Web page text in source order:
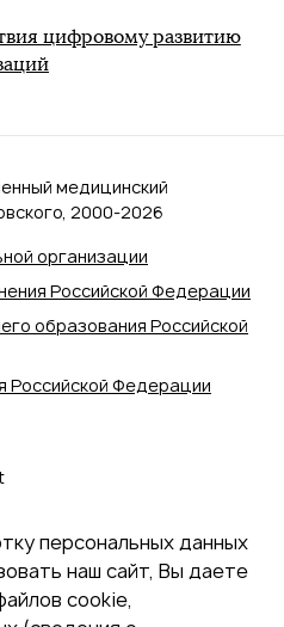
цифровому развитию
организации
Российской Федерации
образования Российской
Российской Федерации
медицинский
2000‑2026
персональных данных
наш сайт, Вы даете
cookie,